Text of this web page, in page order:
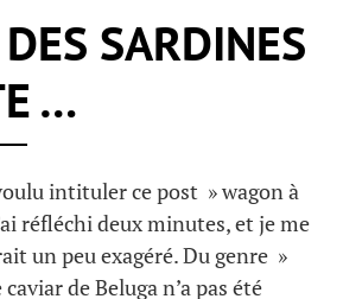
SARDINES
…
intituler ce post » wagon à
réfléchi deux minutes, et je me
un peu exagéré. Du genre »
de Beluga n’a pas été